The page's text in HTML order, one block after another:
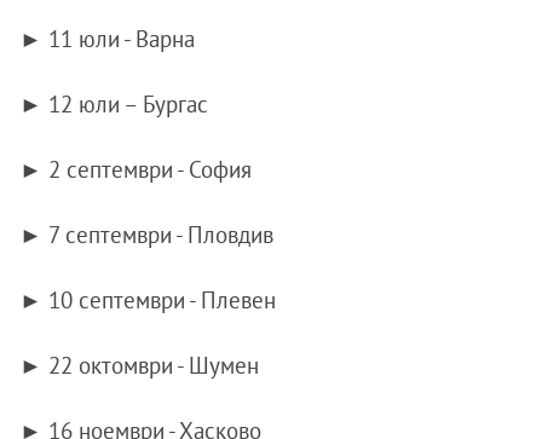
► 11 юли - Варна
► 12 юли – Бургас
► 2 септември - София
► 7 септември - Пловдив
► 10 септември - Плевен
► 22 октомври - Шумен
► 16 ноември - Хасково